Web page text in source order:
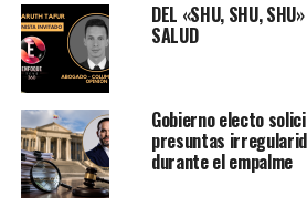
DEL «SHU, SHU,
SALUD
Gobierno electo
presuntas
durante el empalme